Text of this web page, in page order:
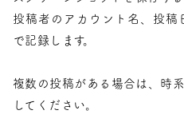
投稿者のアカウント名、投
で記録します。
複数の投稿がある場合は、時
してください。